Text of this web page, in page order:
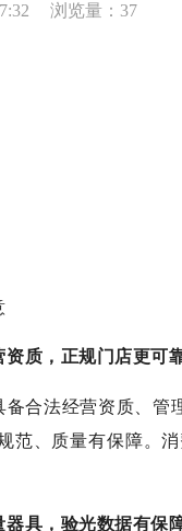
浏览量： 37
资质，正规门店更可
备合法经营资质、管
范、质量有保障。
器具，验光数据有保